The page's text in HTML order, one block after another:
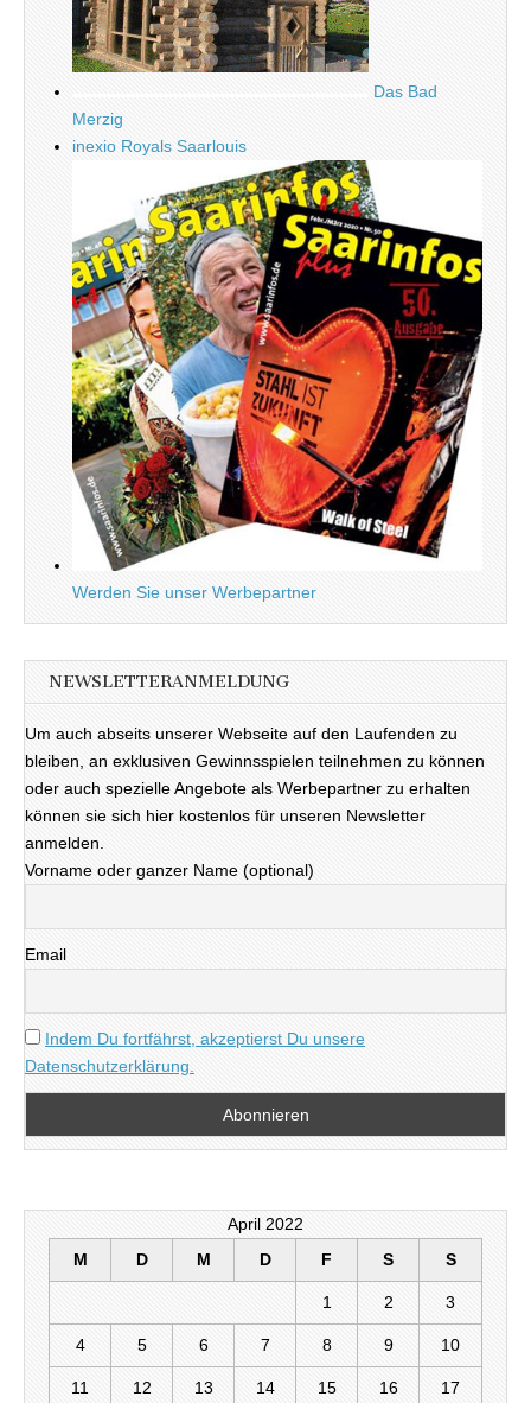
Das Bad
Merzig
inexio Royals Saarlouis
Werden Sie unser Werbepartner
NEWSLETTERANMELDUNG
Um auch abseits unserer Webseite auf den Laufenden zu
bleiben, an exklusiven Gewinnsspielen teilnehmen zu können
oder auch spezielle Angebote als Werbepartner zu erhalten
können sie sich hier kostenlos für unseren Newsletter
anmelden.
Vorname oder ganzer Name (optional)
Email
Indem Du fortfährst, akzeptierst Du unsere
Datenschutzerklärung.
April 2022
M
D M D F S S
1 2 3
4 5 6 7 8 9 10
11 12 13 14 15 16 17